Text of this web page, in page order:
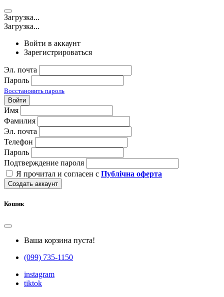
Загрузка...
Загрузка...
Войти в аккаунт
Зарегистрироваться
Эл. почта
Пароль
Восстановить пароль
Войти
Имя
Фамилия
Эл. почта
Телефон
Пароль
Подтверждение пароля
Я прочитал и согласен с Публічна оферта
Создать аккаунт
Кошик
Ваша корзина пуста!
(099) 735-1150
instagram
tiktok